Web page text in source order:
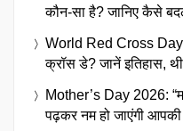
कौन-सा है? जानिए कैसे
World Red Cross Day
क्रॉस डे? जानें इतिहास,
Mother’s Day 2026:
पढ़कर नम हो जाएंगी